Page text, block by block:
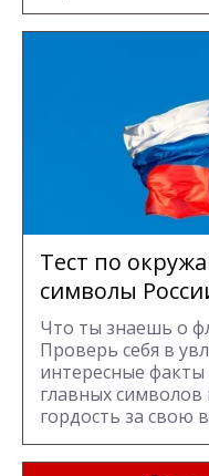
Тест по
символы
Что ты знаешь о
Проверь себя в
интересные
главных
гордость за свою